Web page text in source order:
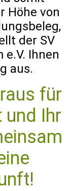
Höhe von
der SV
e.V. Ihnen
aus.
für
und Ihr